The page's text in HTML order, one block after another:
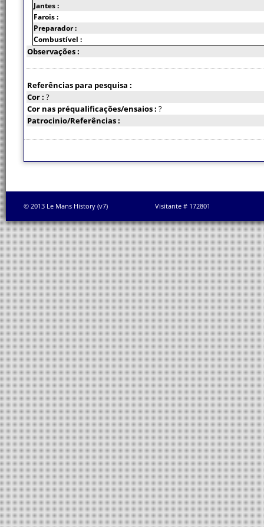
Jantes :
Farois :
Preparador :
Combustível :
Observações :
Referências para pesquisa :
Cor : ?
Cor nas préqualificações/ensaios : ?
Patrocinio/Referências :
© 2013 Le Mans History (v7) Visitante # 172801